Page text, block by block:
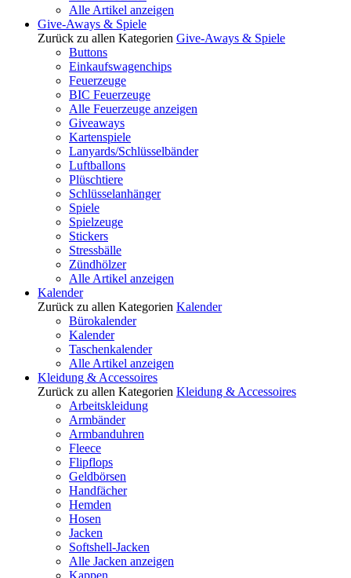
Alle Artikel anzeigen
Give-Aways & Spiele
Zurück zu allen Kategorien Give-Aways & Spiele
Buttons
Einkaufswagenchips
Feuerzeuge
BIC Feuerzeuge
Alle Feuerzeuge anzeigen
Giveaways
Kartenspiele
Lanyards/Schlüsselbänder
Luftballons
Plüschtiere
Schlüsselanhänger
Spiele
Spielzeuge
Stickers
Stressbälle
Zündhölzer
Alle Artikel anzeigen
Kalender
Zurück zu allen Kategorien Kalender
Bürokalender
Kalender
Taschenkalender
Alle Artikel anzeigen
Kleidung & Accessoires
Zurück zu allen Kategorien Kleidung & Accessoires
Arbeitskleidung
Armbänder
Armbanduhren
Fleece
Flipflops
Geldbörsen
Handfächer
Hemden
Hosen
Jacken
Softshell-Jacken
Alle Jacken anzeigen
Kappen